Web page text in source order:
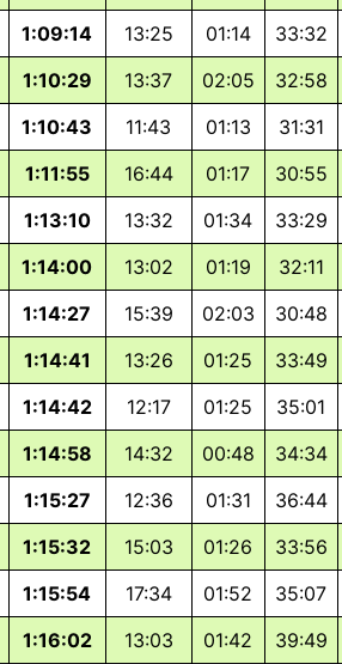
1:09:14 13:25 01:14 33:32
1:10:29 13:37 02:05 32:58
1:10:43 11:43 01:13 31:31
1:11:55 16:44 01:17 30:55
1:13:10 13:32 01:34 33:29
1:14:00 13:02 01:19 32:11
1:14:27 15:39 02:03 30:48
1:14:41 13:26 01:25 33:49
1:14:42 12:17 01:25 35:01
1:14:58 14:32 00:48 34:34
1:15:27 12:36 01:31 36:44
1:15:32 15:03 01:26 33:56
1:15:54 17:34 01:52 35:07
1:16:02 13:03 01:42 39:49